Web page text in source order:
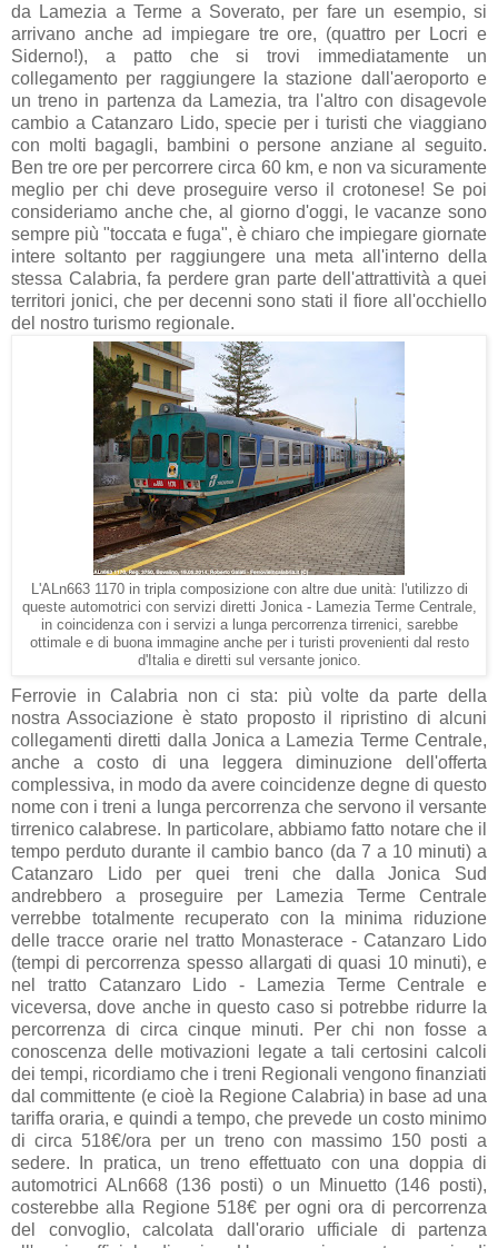
da Lamezia a Terme a Soverato, per fare un esempio, si
arrivano anche ad impiegare tre ore, (quattro per Locri e
Siderno!), a patto che si trovi immediatamente un
collegamento per raggiungere la stazione dall'aeroporto e
un treno in partenza da Lamezia, tra l'altro con disagevole
cambio a Catanzaro Lido, specie per i turisti che viaggiano
con molti bagagli, bambini o persone anziane al seguito.
Ben tre ore per percorrere circa 60 km, e non va sicuramente
meglio per chi deve proseguire verso il crotonese! Se poi
consideriamo anche che, al giorno d'oggi, le vacanze sono
sempre più "toccata e fuga", è chiaro che impiegare giornate
intere soltanto per raggiungere una meta all'interno della
stessa Calabria, fa perdere gran parte dell'attrattività a quei
territori jonici, che per decenni sono stati il fiore all'occhiello
del nostro turismo regionale.
L'ALn663 1170 in tripla composizione con altre due unità: l'utilizzo di
queste automotrici con servizi diretti Jonica - Lamezia Terme Centrale,
in coincidenza con i servizi a lunga percorrenza tirrenici, sarebbe
ottimale e di buona immagine anche per i turisti provenienti dal resto
d'Italia e diretti sul versante jonico.
Ferrovie in Calabria non ci sta: più volte da parte della
nostra Associazione è stato proposto il ripristino di alcuni
collegamenti diretti dalla Jonica a Lamezia Terme Centrale,
anche a costo di una leggera diminuzione dell'offerta
complessiva, in modo da avere coincidenze degne di questo
nome con i treni a lunga percorrenza che servono il versante
tirrenico calabrese. In particolare, abbiamo fatto notare che il
tempo perduto durante il cambio banco (da 7 a 10 minuti) a
Catanzaro Lido per quei treni che dalla Jonica Sud
andrebbero a proseguire per Lamezia Terme Centrale
verrebbe totalmente recuperato con la minima riduzione
delle tracce orarie nel tratto Monasterace - Catanzaro Lido
(tempi di percorrenza spesso allargati di quasi 10 minuti), e
nel tratto Catanzaro Lido - Lamezia Terme Centrale e
viceversa, dove anche in questo caso si potrebbe ridurre la
percorrenza di circa cinque minuti. Per chi non fosse a
conoscenza delle motivazioni legate a tali certosini calcoli
dei tempi, ricordiamo che i treni Regionali vengono finanziati
dal committente (e cioè la Regione Calabria) in base ad una
tariffa oraria, e quindi a tempo, che prevede un costo minimo
di circa 518€/ora per un treno con massimo 150 posti a
sedere. In pratica, un treno effettuato con una doppia di
automotrici ALn668 (136 posti) o un Minuetto (146 posti),
costerebbe alla Regione 518€ per ogni ora di percorrenza
del convoglio, calcolata dall'orario ufficiale di partenza